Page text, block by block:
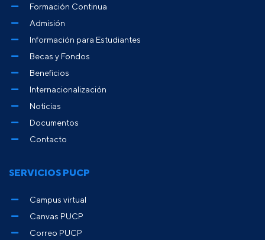
Formación Continua
Admisión
Información para Estudiantes
Becas y Fondos
Beneficios
Internacionalización
Noticias
Documentos
Contacto
SERVICIOS PUCP
Campus virtual
Canvas PUCP
Correo PUCP